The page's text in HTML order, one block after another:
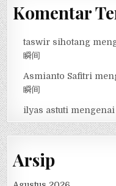
Komentar
taswir sihotang
瞬间
Asmianto Safitri
瞬间
ilyas astuti mengenai
Arsip